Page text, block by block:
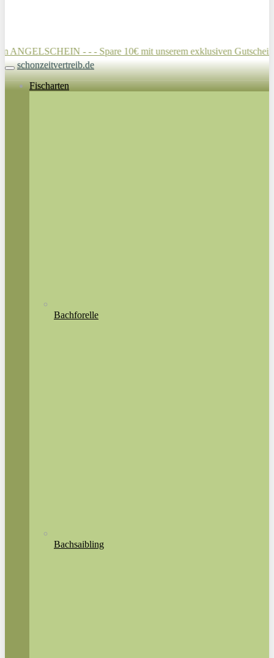
- - - Spare 10€ mit unserem exklusiven Gutschein für die
Toggle navigation
schonzeitvertreib.de
Fischarten
Bachforelle
Bachsaibling